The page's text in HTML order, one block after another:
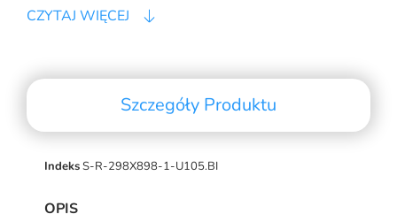
CZYTAJ WIĘCEJ
Szczegóły Produktu
IndeksS-R-298X898-1-U105.BI
OPIS